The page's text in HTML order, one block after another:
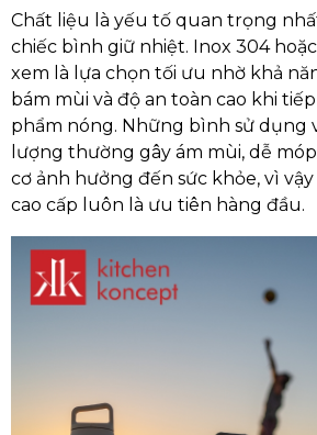
Chất liệu là yếu tố quan trọng
chiếc bình giữ nhiệt. Inox 304
xem là lựa chọn tối ưu nhờ khả
bám mùi và độ an toàn cao khi
phẩm nóng. Những bình sử dụng
lượng thường gây ám mùi, dễ
cơ ảnh hưởng đến sức khỏe, vì
cao cấp luôn là ưu tiên hàng đầu.